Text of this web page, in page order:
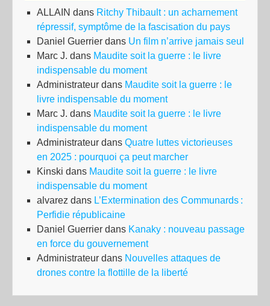
ALLAIN dans Ritchy Thibault : un acharnement
répressif, symptôme de la fascisation du pays
Daniel Guerrier dans Un film n’arrive jamais seul
Marc J. dans Maudite soit la guerre : le livre
indispensable du moment
Administrateur dans Maudite soit la guerre : le
livre indispensable du moment
Marc J. dans Maudite soit la guerre : le livre
indispensable du moment
Administrateur dans Quatre luttes victorieuses
en 2025 : pourquoi ça peut marcher
Kinski dans Maudite soit la guerre : le livre
indispensable du moment
alvarez dans L’Extermination des Communards :
Perfidie républicaine
Daniel Guerrier dans Kanaky : nouveau passage
en force du gouvernement
Administrateur dans Nouvelles attaques de
drones contre la flottille de la liberté